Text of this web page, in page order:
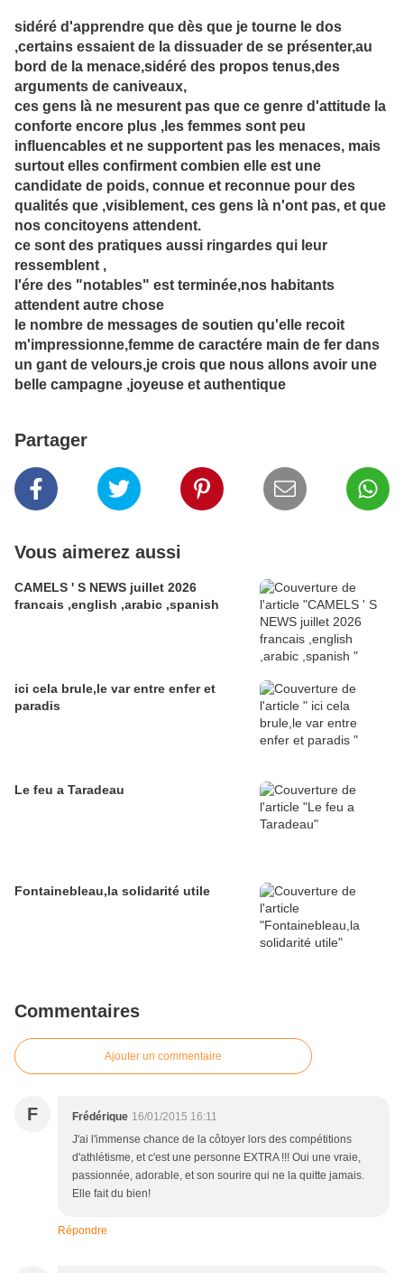
sidéré d'apprendre que dès que je tourne le dos
,certains essaient de la dissuader de se présenter,au
bord de la menace,sidéré des propos tenus,des
arguments de caniveaux,
ces gens là ne mesurent pas que ce genre d'attitude la
conforte encore plus ,les femmes sont peu
influencables et ne supportent pas les menaces, mais
surtout elles confirment combien elle est une
candidate de poids, connue et reconnue pour des
qualités que ,visiblement, ces gens là n'ont pas, et que
nos concitoyens attendent.
ce sont des pratiques aussi ringardes qui leur
ressemblent ,
l'ére des "notables" est terminée,nos habitants
attendent autre chose
le nombre de messages de soutien qu'elle recoit
m'impressionne,femme de caractére main de fer dans
un gant de velours,je crois que nous allons avoir une
belle campagne ,joyeuse et authentique
Partager
Vous aimerez aussi
CAMELS ' S NEWS juillet 2026
francais ,english ,arabic ,spanish
ici cela brule,le var entre enfer et
paradis
Le feu a Taradeau
Fontainebleau,la solidarité utile
Commentaires
Ajouter un commentaire
F Frédérique 16/01/2015 16:11
J'ai l'immense chance de la côtoyer lors des compétitions
d'athlétisme, et c'est une personne EXTRA !!! Oui une vraie,
passionnée, adorable, et son sourire qui ne la quitte jamais.
Elle fait du bien!
Répondre